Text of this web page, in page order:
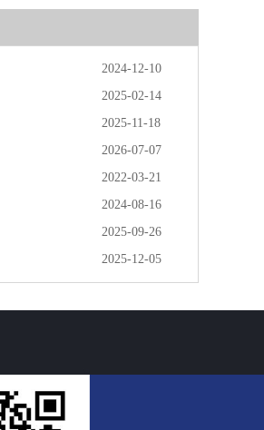
2024-12-10
2025-02-14
2025-11-18
2026-07-07
2022-03-21
2024-08-16
2025-09-26
2025-12-05